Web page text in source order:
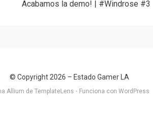
Acabamos la demo! | #Windrose #3
© Copyright 2026 – Estado Gamer LA
Allium de TemplateLens ⋅ Funciona con WordPress